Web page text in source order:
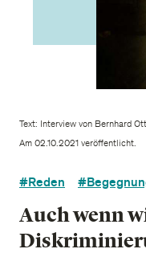
Text: Interview von Bernhard
Am 02.10.2021 veröffentlicht.
#Reden
Auch wenn